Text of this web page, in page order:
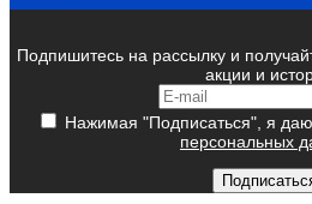
Подпишитесь на рассылку и
акции и
Нажимая "Подписаться", я даю
персональных